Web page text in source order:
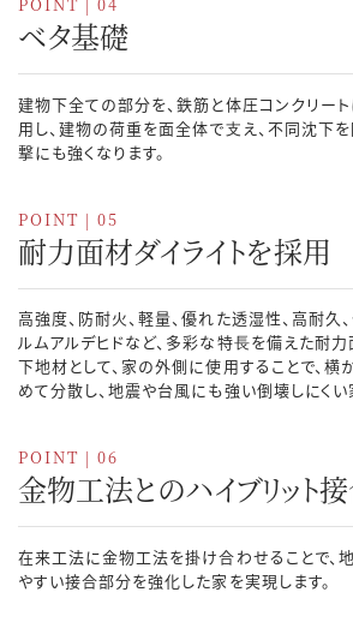
POINT | 04
ベタ基礎
建物下全ての部分を、鉄筋と体圧コンクリート
用し、建物の荷重を面全体で⽀え、不同沈下
撃にも強くなります。
POINT | 05
耐力面材ダイライトを採用
高強度、防耐火、軽量、優れた透湿性、高耐久
ルムアルデヒドなど、多彩な特⻑を備えた耐
下地材として、家の外側に使用することで、
めて分散し、地震や台風にも強い倒壊しにくい
POINT | 06
金物工法とのハイブリット
在来工法に金物工法を掛け合わせることで、
やすい接合部分を強化した家を実現します。